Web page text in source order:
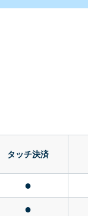
タッチ決済
●
●